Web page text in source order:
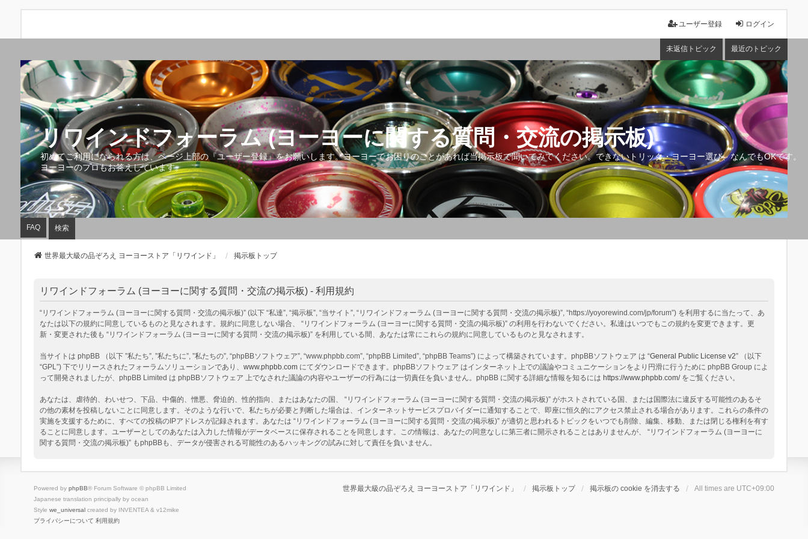
ログイン
ユーザー登録
未返信トピック 最近のトピック
リワインドフォーラム (ヨーヨーに関する質問・交流の掲示板)
初めてご利用になられる方は、ページ上部の『ユーザー登録』をお願いします。ヨーヨーでお困りのことがあれば当掲示板で聞いてみてください。できないトリック・ヨーヨー選び、なんでもOKです。
ヨーヨーのプロもお答えしています。
FAQ 検索
世界最大級の品ぞろえ ヨーヨーストア「リワインド」 掲示板トップ
リワインドフォーラム (ヨーヨーに関する質問・交流の掲示板) - 利用規約
“リワインドフォーラム (ヨーヨーに関する質問・交流の掲示板)” (以下 “私達”, “掲示板”, “当サイト”, “リワインドフォーラム (ヨーヨーに関する質問・交流の掲示板)”, “https://yoyorewind.com/jp/forum”) を利用するに当たって、あ
なたは以下の規約に同意しているものと見なされます。規約に同意しない場合、 “リワインドフォーラム (ヨーヨーに関する質問・交流の掲示板)” の利用を行わないでください。私達はいつでもこの規約を変更できます。更
新・変更された後も “リワインドフォーラム (ヨーヨーに関する質問・交流の掲示板)” を利用している間、あなたは常にこれらの規約に同意しているものと見なされます。
当サイトは phpBB （以下 ”私たち”, ”私たちに”, ”私たちの”, “phpBBソフトウェア”, “www.phpbb.com”, “phpBB Limited”, “phpBB Teams”) によって構築されています。phpBBソフトウェア は “General Public License v2” （以下
“GPL”) 下でリリースされたフォーラムソリューションであり、 www.phpbb.comにてダウンロードできます。phpBBソフトウェア はインターネット上での議論やコミュニケーションをより円滑に行うために phpBB Group によ
って開発されましたが、phpBB Limited は phpBBソフトウェア 上でなされた議論の内容やユーザーの行為には一切責任を負いません。phpBB に関する詳細な情報を知るには https://www.phpbb.com/をご覧ください。
あなたは、虐待的、わいせつ、下品、中傷的、憎悪、脅迫的、性的指向、またはあなたの国、 “リワインドフォーラム (ヨーヨーに関する質問・交流の掲示板)” がホストされている国、または国際法に違反する可能性のあるそ
の他の素材を投稿しないことに同意します。そのような行いで、私たちが必要と判断した場合は、インターネットサービスプロバイダーに通知することで、即座に恒久的にアクセス禁止される場合があります。これらの条件の
実施を支援するために、すべての投稿のIPアドレスが記録されます。あなたは “リワインドフォーラム (ヨーヨーに関する質問・交流の掲示板)” が適切と思われるトピックをいつでも削除、編集、移動、または閉じる権利を有す
ることに同意します。ユーザーとしてのあなたは入力した情報がデータベースに保存されることを同意します。この情報は、あなたの同意なしに第三者に開示されることはありませんが、 “リワインドフォーラム (ヨーヨーに
関する質問・交流の掲示板)” もphpBBも、データが侵害される可能性のあるハッキングの試みに対して責任を負いません。
世界最大級の品ぞろえ ヨーヨーストア「リワインド」 掲示板トップ 掲示板の cookie を消去する All times are UTC+09:00
Powered by phpBB® Forum Software © phpBB Limited
Japanese translation principally by ocean
Style we_universalcreated by INVENTEA & v12mike
プライバシーについて 利用規約